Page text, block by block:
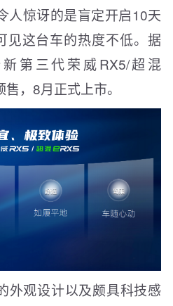
人惊讶的是盲定开启10天
见这台车的热度不低。据
第三代荣威RX5/超混
，8月正式上市。
外观设计以及颇具科技感